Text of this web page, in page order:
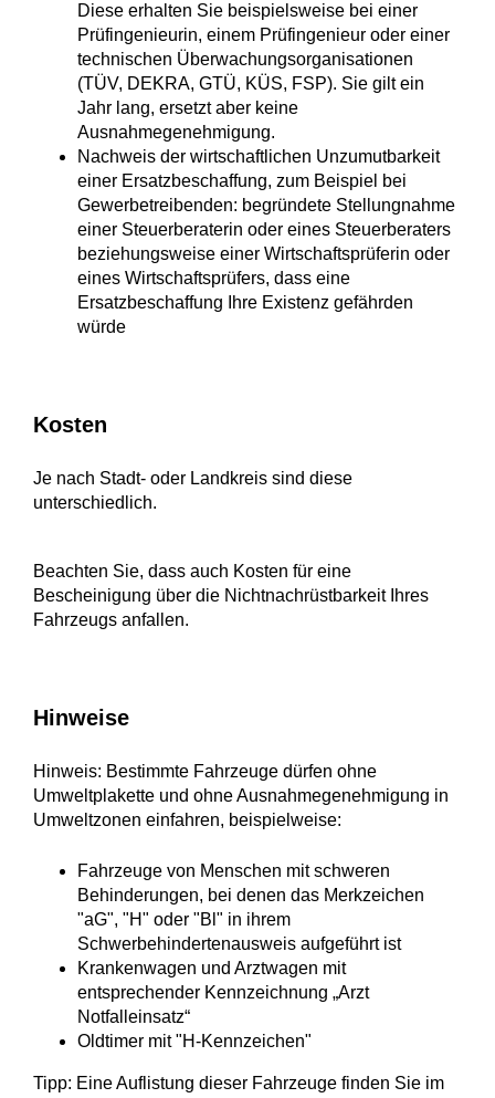
Diese erhalten Sie beispielsweise bei einer
Prüfingenieurin, einem Prüfingenieur oder einer
technischen Überwachungsorganisationen
(TÜV, DEKRA, GTÜ, KÜS, FSP). Sie gilt ein
Jahr lang, ersetzt aber keine
Ausnahmegenehmigung.
Nachweis der wirtschaftlichen Unzumutbarkeit
einer Ersatzbeschaffung, zum Beispiel bei
Gewerbetreibenden: begründete Stellungnahme
einer Steuerberaterin oder eines Steuerberaters
beziehungsweise einer Wirtschaftsprüferin oder
eines Wirtschaftsprüfers, dass eine
Ersatzbeschaffung Ihre Existenz gefährden
würde
Kosten
Je nach Stadt- oder Landkreis sind diese
unterschiedlich.
Beachten Sie, dass auch Kosten für eine
Bescheinigung über die Nichtnachrüstbarkeit Ihres
Fahrzeugs anfallen.
Hinweise
Hinweis: Bestimmte Fahrzeuge dürfen ohne
Umweltplakette und ohne Ausnahmegenehmigung in
Umweltzonen einfahren, beispielweise:
Fahrzeuge von Menschen mit schweren
Behinderungen, bei denen das Merkzeichen
"aG", "H" oder "Bl" in ihrem
Schwerbehindertenausweis aufgeführt ist
Krankenwagen und Arztwagen mit
entsprechender Kennzeichnung „Arzt
Notfalleinsatz“
Oldtimer mit "H-Kennzeichen"
Tipp: Eine Auflistung dieser Fahrzeuge finden Sie im